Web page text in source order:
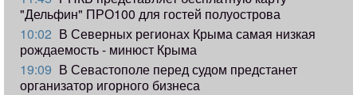
"Дельфин" ПРО100 для гостей полуострова
10:02 В Северных регионах Крыма самая низкая
рождаемость - минюст Крыма
19:09 В Севастополе перед судом предстанет
организатор игорного бизнеса